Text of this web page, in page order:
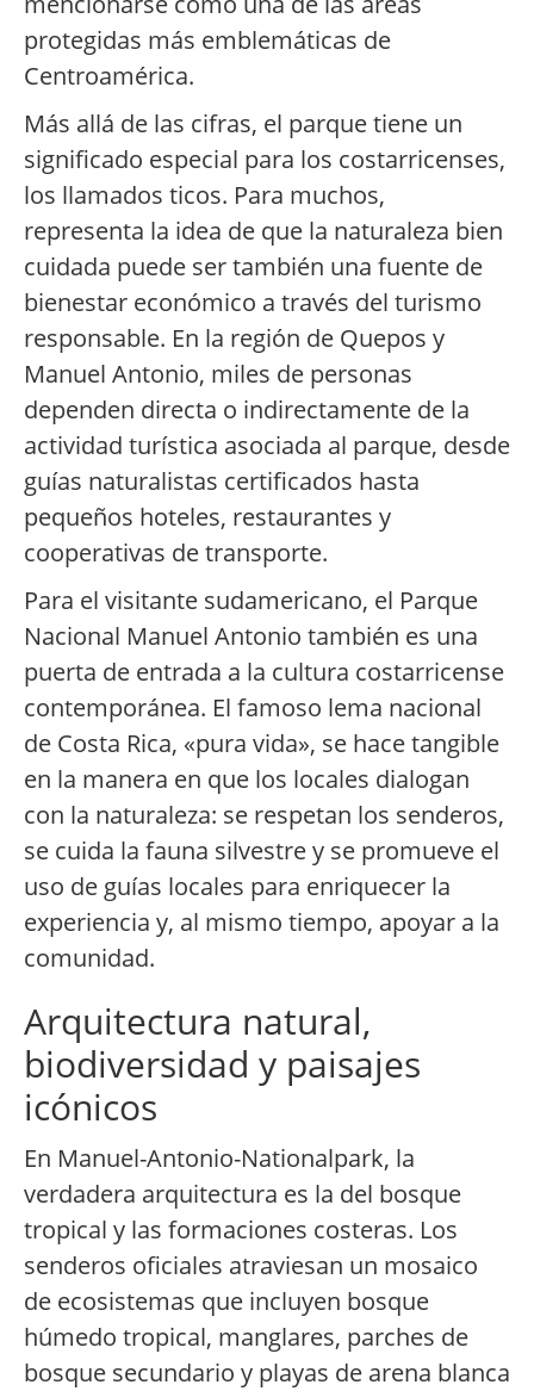
protegidas más emblemáticas de
Centroamérica.
Más allá de las cifras, el parque tiene un
significado especial para los costarricenses,
los llamados ticos. Para muchos,
representa la idea de que la naturaleza bien
cuidada puede ser también una fuente de
bienestar económico a través del turismo
responsable. En la región de Quepos y
Manuel Antonio, miles de personas
dependen directa o indirectamente de la
actividad turística asociada al parque, desde
guías naturalistas certificados hasta
pequeños hoteles, restaurantes y
cooperativas de transporte.
Para el visitante sudamericano, el Parque
Nacional Manuel Antonio también es una
puerta de entrada a la cultura costarricense
contemporánea. El famoso lema nacional
de Costa Rica, «pura vida», se hace tangible
en la manera en que los locales dialogan
con la naturaleza: se respetan los senderos,
se cuida la fauna silvestre y se promueve el
uso de guías locales para enriquecer la
experiencia y, al mismo tiempo, apoyar a la
comunidad.
Arquitectura natural,
biodiversidad y paisajes
icónicos
En Manuel-Antonio-Nationalpark, la
verdadera arquitectura es la del bosque
tropical y las formaciones costeras. Los
senderos oficiales atraviesan un mosaico
de ecosistemas que incluyen bosque
húmedo tropical, manglares, parches de
bosque secundario y playas de arena blanca